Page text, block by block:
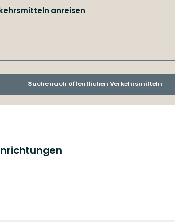
anreisen
Suche nach öffentlichen Verkehrsmitteln